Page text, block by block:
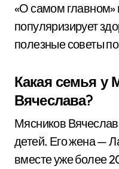
«О самом главном»
популяризирует
полезные советы
Какая семья у
Вячеслава?
Мясников
детей. Его жена —
вместе уже более